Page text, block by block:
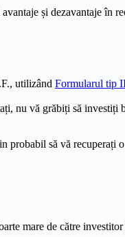
și dezavantaje în
utilizând Formularul tip
nu vă grăbiți să investiți
probabil să vă recuperați
mare de către